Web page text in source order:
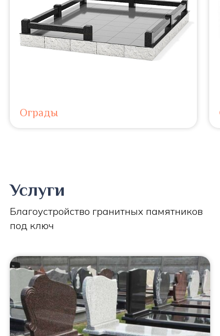
Ограды
Услуги
Благоустройство гранитных памятников
под ключ